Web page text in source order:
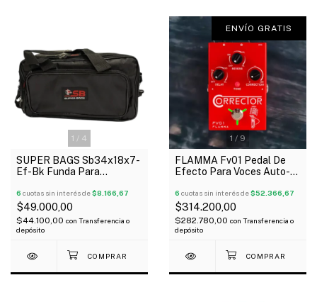
1 / 4
SUPER BAGS Sb34x18x7-
Ef-Bk Funda Para
Acolchada 10Mm
6 cuotas sin interés de$8.166,67
$49.000,00
$44.100,00 con Transferencia o
depósito
1 / 9
ENVÍO GRATIS
FLAMMA Fv01 Pedal De
Efecto Para Voces Auto-
6 cuotas sin interés de$52.366,67
$314.200,00
$282.780,00 con Transferencia o
depósito